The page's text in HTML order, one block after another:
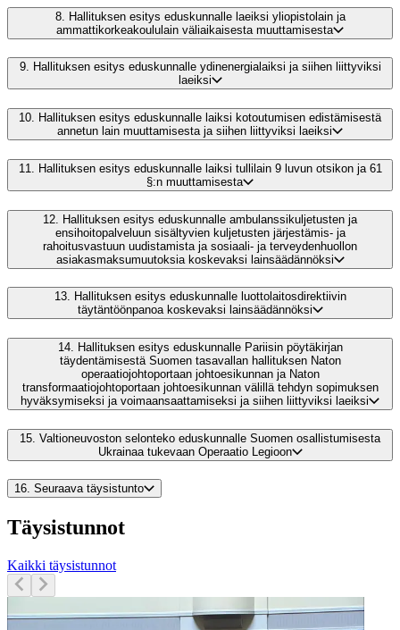
8. Hallituksen esitys eduskunnalle laeiksi yliopistolain ja
ammattikorkeakoululain väliaikaisesta muuttamisesta
9. Hallituksen esitys eduskunnalle ydinenergialaiksi ja siihen liittyviksi
laeiksi
10. Hallituksen esitys eduskunnalle laiksi kotoutumisen edistämisestä
annetun lain muuttamisesta ja siihen liittyviksi laeiksi
11.
Hallituksen esitys eduskunnalle laiksi tullilain 9 luvun otsikon ja 61
§:n muuttamisesta
12. Hallituksen esitys eduskunnalle ambulanssikuljetusten ja
ensihoitopalveluun sisältyvien kuljetusten järjestämis- ja
rahoitusvastuun uudistamista ja sosiaali- ja terveydenhuollon
asiakasmaksumuutoksia koskevaksi lainsäädännöksi
13. Hallituksen esitys eduskunnalle luottolaitosdirektiivin
täytäntöönpanoa koskevaksi lainsäädännöksi
14.
Hallituksen esitys eduskunnalle Pariisin pöytäkirjan
täydentämisestä Suomen tasavallan hallituksen Naton
operaatiojohtoportaan johtoesikunnan ja Naton
transformaatiojohtoportaan johtoesikunnan välillä tehdyn sopimuksen
hyväksymiseksi ja voimaansaattamiseksi ja siihen liittyviksi laeiksi
15. Valtioneuvoston selonteko eduskunnalle Suomen osallistumisesta
Ukrainaa tukevaan Operaatio Legioon
16. Seuraava täysistunto
Täysistunnot
Kaikki täysistunnot